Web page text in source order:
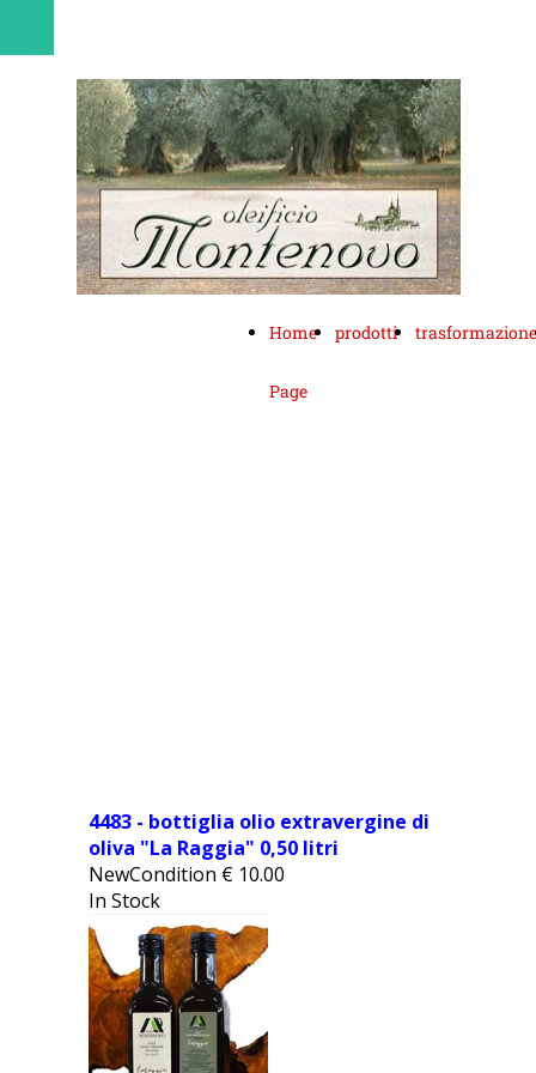
Home
Page
prodotti trasformazione
4483 - bottiglia olio extravergine di
oliva "La Raggia" 0,50 litri
NewCondition € 10.00
In Stock